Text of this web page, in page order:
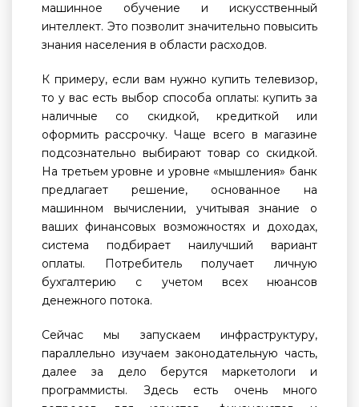
машинное обучение и искусственный
интеллект. Это позволит значительно повысить
знания населения в области расходов.
К примеру, если вам нужно купить телевизор,
то у вас есть выбор способа оплаты: купить за
наличные со скидкой, кредиткой или
оформить рассрочку. Чаще всего в магазине
подсознательно выбирают товар со скидкой.
На третьем уровне и уровне «мышления» банк
предлагает решение, основанное на
машинном вычислении, учитывая знание о
ваших финансовых возможностях и доходах,
система подбирает наилучший вариант
оплаты. Потребитель получает личную
бухгалтерию с учетом всех нюансов
денежного потока.
Сейчас мы запускаем инфраструктуру,
параллельно изучаем законодательную часть,
далее за дело берутся маркетологи и
программисты. Здесь есть очень много